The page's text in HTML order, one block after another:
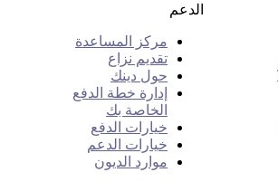
الدعم
مركز المساعدة
تقديم نزاع
حول دينك
إدارة خطة الدفع
الخاصة بك
خيارات الدفع
خيارات الدعم
موارد الديون